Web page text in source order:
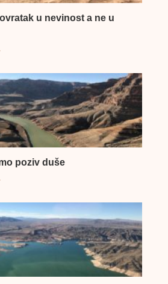
u nevinost a ne u
poziv duše